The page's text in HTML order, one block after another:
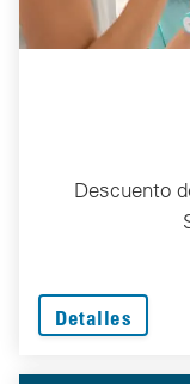
Descuento
Detalles